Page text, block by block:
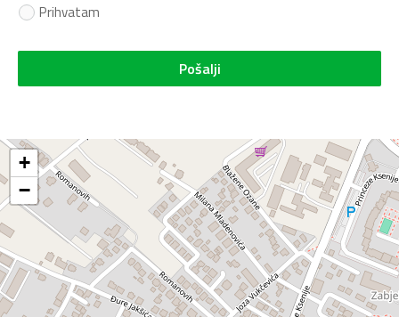
Prihvatam
Pošalji
+
−